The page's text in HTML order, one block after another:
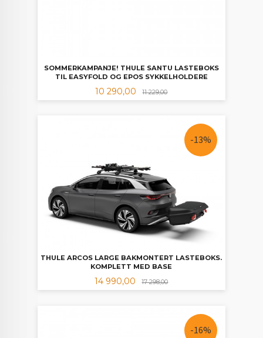
SOMMERKAMPANJE! THULE SANTU LASTEBOKS
TIL EASYFOLD OG EPOS SYKKELHOLDERE
Tilbud
10 290,00 11 229,00Rabatt
THULE ARCOS LARGE BAKMONTERT LASTEBOKS.
KOMPLETT MED BASE
Tilbud
14 990,00 17 298,00Rabatt
-13%
-16%